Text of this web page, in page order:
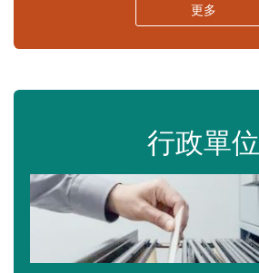
更多
行政單位